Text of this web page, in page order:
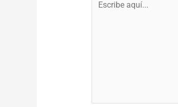
aquí...